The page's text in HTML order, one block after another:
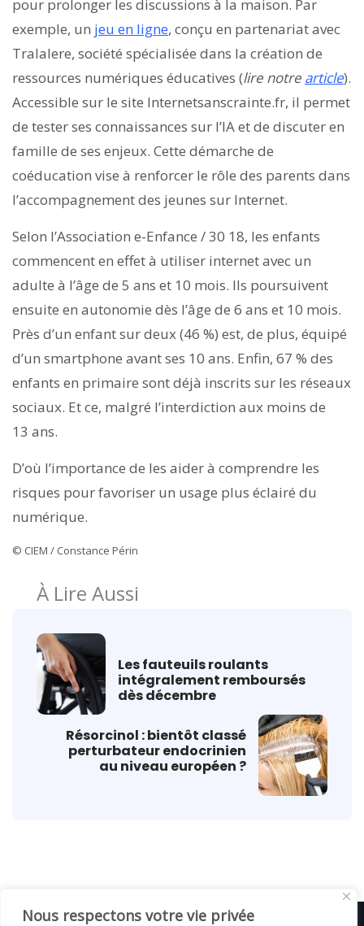
Nous respectons votre vie privée
pour prolonger les discussions à la maison. Par
exemple, un jeu en ligne, conçu en partenariat avec
Tralalere, société spécialisée dans la création de
ressources numériques éducatives (lire notre article).
Accessible sur le site Internetsanscrainte.fr, il permet
de tester ses connaissances sur l’IA et de discuter en
famille de ses enjeux. Cette démarche de
coéducation vise à renforcer le rôle des parents dans
l’accompagnement des jeunes sur Internet.
Selon l’Association e-Enfance / 30 18, les enfants
commencent en effet à utiliser internet avec un
adulte à l’âge de 5 ans et 10 mois. Ils poursuivent
ensuite en autonomie dès l’âge de 6 ans et 10 mois.
Près d’un enfant sur deux (46 %) est, de plus, équipé
d’un smartphone avant ses 10 ans. Enfin, 67 % des
enfants en primaire sont déjà inscrits sur les réseaux
sociaux. Et ce, malgré l’interdiction aux moins de
13 ans.
D’où l’importance de les aider à comprendre les
risques pour favoriser un usage plus éclairé du
numérique.
© CIEM / Constance Périn
À Lire Aussi
Les fauteuils roulants
intégralement remboursés
dès décembre
Résorcinol : bientôt classé
perturbateur endocrinien
au niveau européen ?